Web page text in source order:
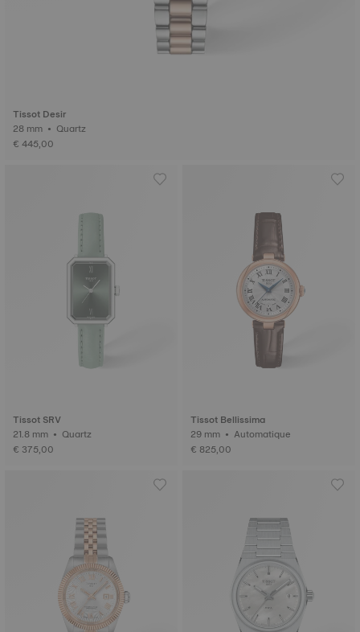
Tissot Desir
28 mm • Quartz
€ 445,00
Tissot SRV
21.8 mm • Quartz
€ 375,00
Tissot Bellissima
29 mm • Automatique
€ 825,00